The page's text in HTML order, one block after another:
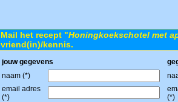
Mail het recept "Honingkoekschotel met
vriend(in)/kennis.
jouw gegevens
naam (*)
email adres
(*)
(*)